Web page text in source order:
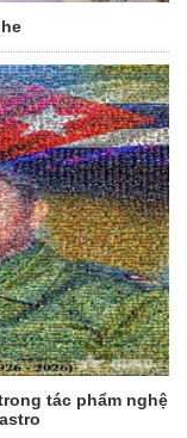
tác phẩm nghệ